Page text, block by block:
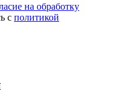
на обработку
c политикой